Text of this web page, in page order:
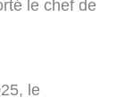
le chef de
le